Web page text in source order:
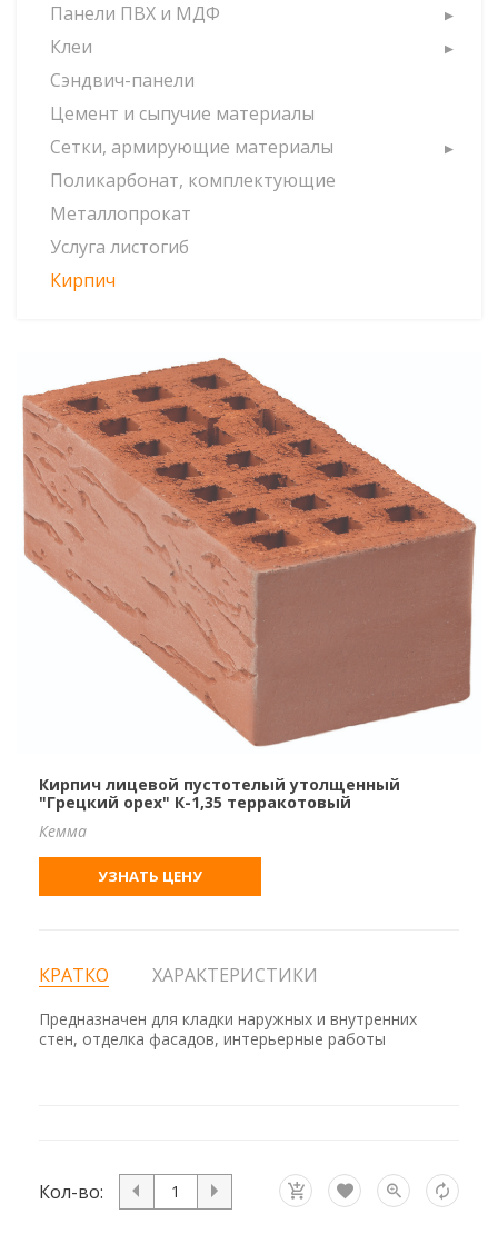
Панели ПВХ и МДФ
Клеи
Сэндвич-панели
Цемент и сыпучие материалы
Сетки, армирующие материалы
Поликарбонат, комплектующие
Металлопрокат
Услуга листогиб
Кирпич
Кирпич лицевой пустотелый утолщенный
"Грецкий орех" К-1,35 терракотовый
Кемма
УЗНАТЬ ЦЕНУ
КРАТКО ХАРАКТЕРИСТИКИ
Предназначен для кладки наружных и внутренних
стен, отделка фасадов, интерьерные работы
Кол-во: